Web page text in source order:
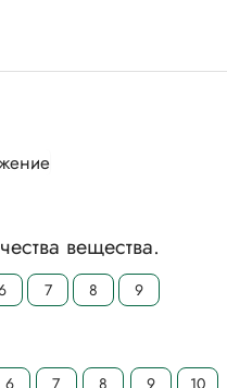
вещества.
7 8 9
6 7 8 9
10